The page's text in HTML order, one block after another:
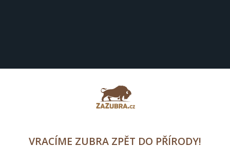
VRACÍME ZUBRA ZPĚT DO PŘÍRODY!